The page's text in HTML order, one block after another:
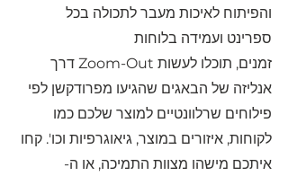
והפיתוח לאיכות מעבר לתכולה בכל
ספרינט ועמידה בלוחות
זמנים, תוכלו לעשות Zoom-Out דרך
אנליזה של הבאגים שהגיעו מפרודקשן לפי
פילוחים שרלוונטיים למוצר שלכם כמו
לקוחות, איזורים במוצר, גיאוגרפיות וכו'. קחו
איתכם מישהו מצוות התמיכה, או ה-